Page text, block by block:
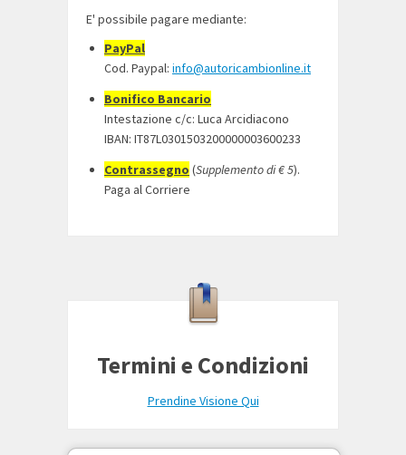
E' possibile pagare mediante:
PayPal
Cod. Paypal: info@autoricambionline.it
Bonifico Bancario
Intestazione c/c: Luca Arcidiacono
IBAN: IT87L0301503200000003600233
Contrassegno (Supplemento di € 5).
Paga al Corriere
Termini e Condizioni
Prendine Visione Qui